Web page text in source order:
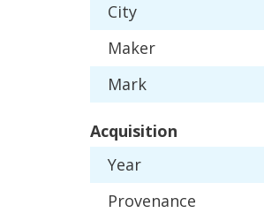
City
Maker
Mark
Acquisition
Year
Provenance